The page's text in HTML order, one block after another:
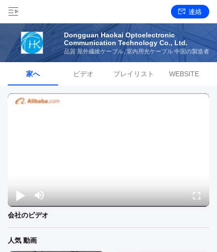
連絡
Dongguan Haokai Optoelectronic
Communication Technology Co., Ltd.
品質 屋外繊維ケーブル, 室内用光ケーブル 中国の製造者
家へ ビデオ プレイリスト WEBSITE
会社のビデオ
人気 動画